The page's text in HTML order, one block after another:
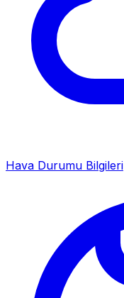
Hava Durumu Bilgileri